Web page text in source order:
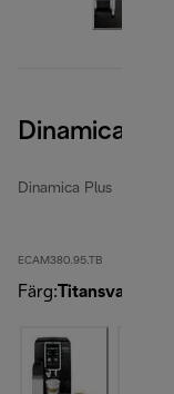
Dinamica Plus
Dinamica Plus
ECAM380.95.TB
Färg: Titansvart